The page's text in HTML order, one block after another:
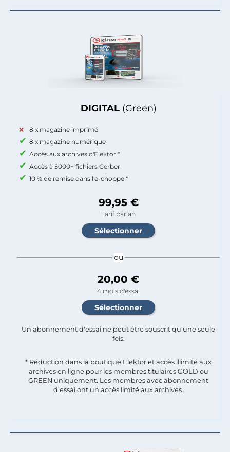
DIGITAL (Green)
8 x magazine imprimé
8 x magazine numérique
Accès aux archives d'Elektor *
Accès à 5000+ fichiers Gerber
10 % de remise dans l'e-choppe *
99,95 €
Tarif par an
ou
20,00 €
4 mois d'essai
Un abonnement d'essai ne peut être souscrit qu'une seule
fois.​
* Réduction dans la boutique Elektor et accès illimité aux
archives en ligne pour les membres titulaires GOLD ou
GREEN uniquement. Les membres avec abonnement
d'essai ont un accès limité aux archives.